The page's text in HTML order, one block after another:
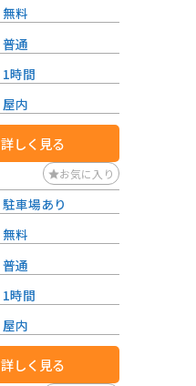
無料
普通
1時間
屋内
詳しく見る
お気に入り
駐車場あり
無料
普通
1時間
屋内
詳しく見る